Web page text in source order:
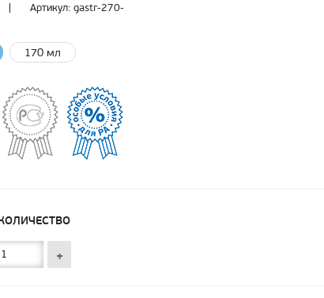
Артикул: gastr-270-
170 мл
+